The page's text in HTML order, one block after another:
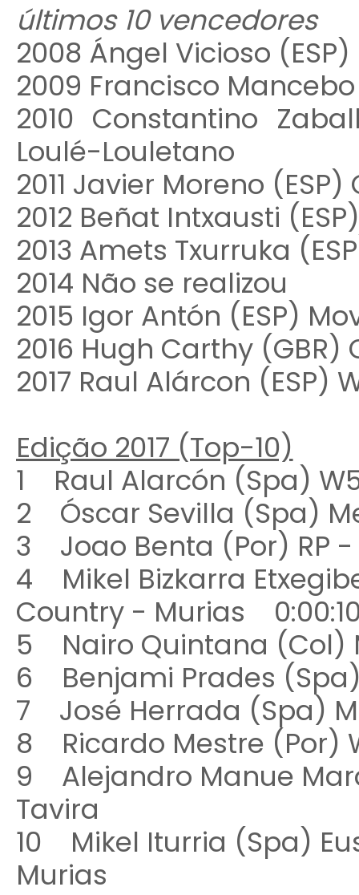
últimos 10 vencedores
2008 Ángel Vicioso (ESP)
2009 Francisco
2010 Constantino
Loulé-Louletano
2011 Javier Moreno (ESP)
2012 Beñat Intxausti
2013 Amets Txurruka
2014 Não se realizou
2015 Igor Antón (ESP)
2016 Hugh Carthy
2017 Raul Alárcon (ESP)
Edição 2017 (Top-10)
1 Raul Alarcón (Spa)
2 Óscar Sevilla (Spa)
3 Joao Benta (Por)
4 Mikel Bizkarra
Country - Murias
5 Nairo Quintana
6 Benjami Prades
7 José Herrada
8 Ricardo Mestre
9 Alejandro Manue
Tavira
10 Mikel Iturria (Spa)
Murias